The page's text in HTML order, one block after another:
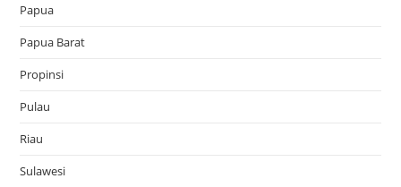
Papua
Papua Barat
Propinsi
Pulau
Riau
Sulawesi